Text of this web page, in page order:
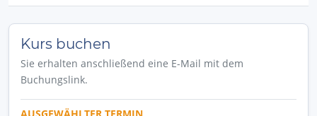
Kurs buchen
Sie erhalten anschließend eine E-Mail mit dem
Buchungslink.